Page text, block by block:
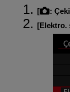
[ :
[Elektro.